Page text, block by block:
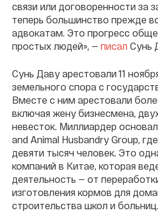
связи или договоренности за
теперь большинство прежде
адвокатам. Это прогресс
простых людей», — писал Сунь
Сунь Даву арестовали 11
земельного спора с
Вместе с ним арестовали
включая жену бизнесмена,
невесток. Миллиардер
and Animal Husbandry Group,
девяти тысяч человек. Это
компаний в Китае, которая
деятельность — от
изготовления кормов для
строительства школ и больниц.